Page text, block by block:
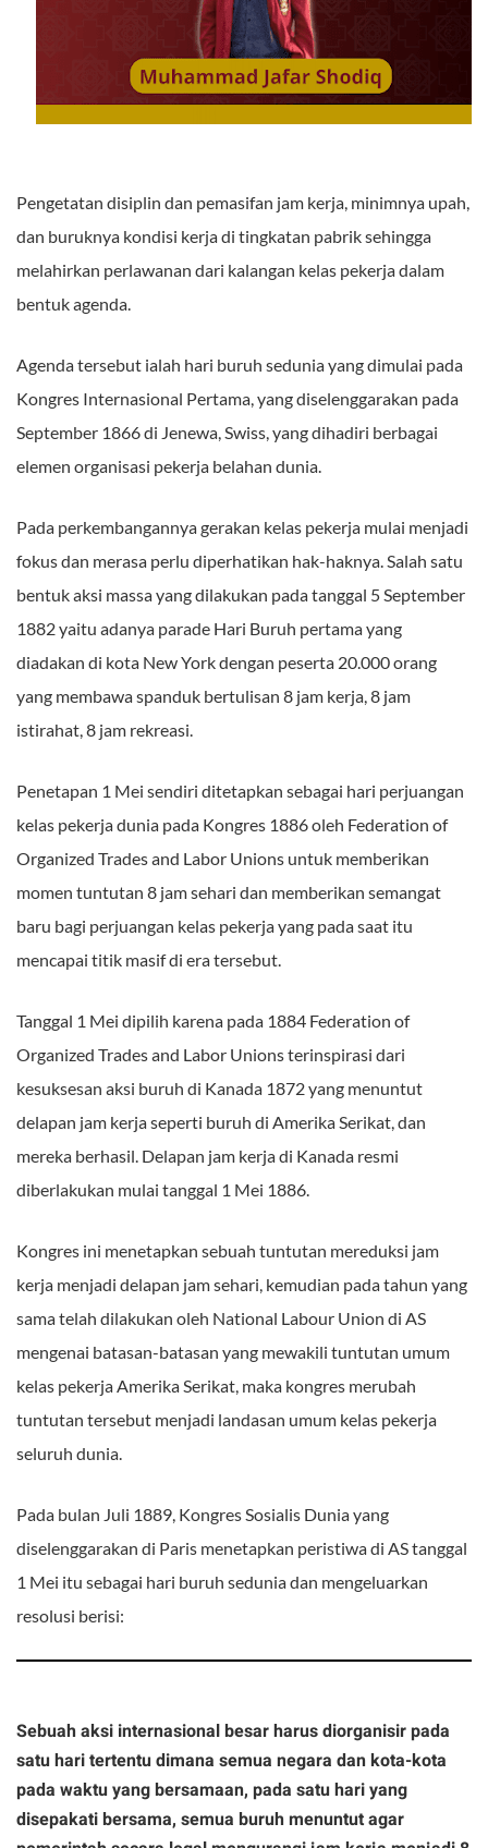
Pengetatan disiplin dan pemasifan jam kerja, minimnya upah,
dan buruknya kondisi kerja di tingkatan pabrik sehingga
melahirkan perlawanan dari kalangan kelas pekerja dalam
bentuk agenda.
Agenda tersebut ialah hari buruh sedunia yang dimulai pada
Kongres Internasional Pertama, yang diselenggarakan pada
September 1866 di Jenewa, Swiss, yang dihadiri berbagai
elemen organisasi pekerja belahan dunia.
Pada perkembangannya gerakan kelas pekerja mulai menjadi
fokus dan merasa perlu diperhatikan hak-haknya. Salah satu
bentuk aksi massa yang dilakukan pada tanggal 5 September
1882 yaitu adanya parade Hari Buruh pertama yang
diadakan di kota New York dengan peserta 20.000 orang
yang membawa spanduk bertulisan 8 jam kerja, 8 jam
istirahat, 8 jam rekreasi.
Penetapan 1 Mei sendiri ditetapkan sebagai hari perjuangan
kelas pekerja dunia pada Kongres 1886 oleh Federation of
Organized Trades and Labor Unions untuk memberikan
momen tuntutan 8 jam sehari dan memberikan semangat
baru bagi perjuangan kelas pekerja yang pada saat itu
mencapai titik masif di era tersebut.
Tanggal 1 Mei dipilih karena pada 1884 Federation of
Organized Trades and Labor Unions terinspirasi dari
kesuksesan aksi buruh di Kanada 1872 yang menuntut
delapan jam kerja seperti buruh di Amerika Serikat, dan
mereka berhasil. Delapan jam kerja di Kanada resmi
diberlakukan mulai tanggal 1 Mei 1886.
Kongres ini menetapkan sebuah tuntutan mereduksi jam
kerja menjadi delapan jam sehari, kemudian pada tahun yang
sama telah dilakukan oleh National Labour Union di AS
mengenai batasan-batasan yang mewakili tuntutan umum
kelas pekerja Amerika Serikat, maka kongres merubah
tuntutan tersebut menjadi landasan umum kelas pekerja
seluruh dunia.
Pada bulan Juli 1889, Kongres Sosialis Dunia yang
diselenggarakan di Paris menetapkan peristiwa di AS tanggal
1 Mei itu sebagai hari buruh sedunia dan mengeluarkan
resolusi berisi:
Sebuah aksi internasional besar harus diorganisir pada
satu hari tertentu dimana semua negara dan kota-kota
pada waktu yang bersamaan, pada satu hari yang
disepakati bersama, semua buruh menuntut agar